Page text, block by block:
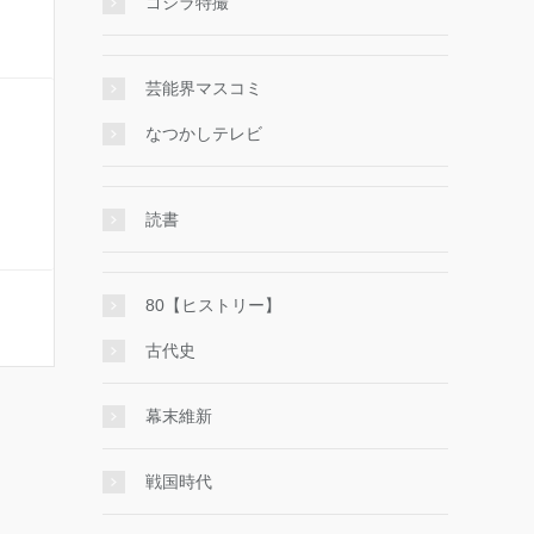
芸能界マスコミ
なつかしテレビ
読書
80【ヒストリー】
古代史
幕末維新
戦国時代